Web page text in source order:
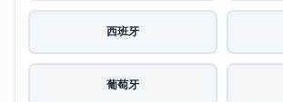
西班牙
葡萄牙